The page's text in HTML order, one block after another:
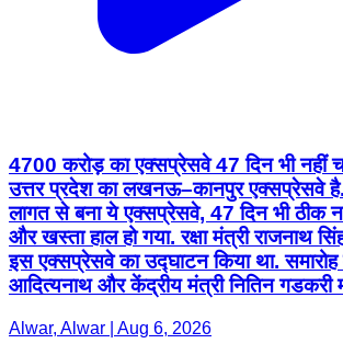
4700 करोड़ का एक्सप्रेसवे 47 दिन भी नहीं
उत्तर प्रदेश का लखनऊ–कानपुर एक्सप्रेसवे
लागत से बना ये एक्सप्रेसवे, 47 दिन भी ठीक
और खस्ता हाल हो गया. रक्षा मंत्री राजनाथ
इस एक्सप्रेसवे का उद्घाटन किया था. समारोह
आदित्यनाथ और केंद्रीय मंत्री नितिन गडकरी
Alwar, Alwar | Aug 6, 2026